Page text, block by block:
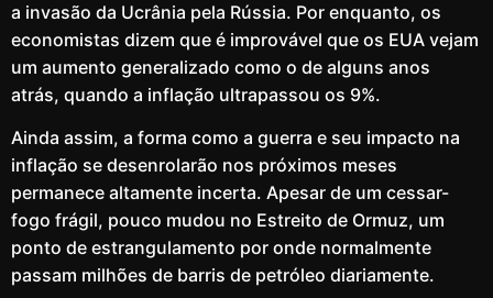
a invasão da Ucrânia pela Rússia. Por enquanto, os
economistas dizem que é improvável que os EUA vejam
um aumento generalizado como o de alguns anos
atrás, quando a inflação ultrapassou os 9%.
Ainda assim, a forma como a guerra e seu impacto na
inflação se desenrolarão nos próximos meses
permanece altamente incerta. Apesar de um cessar-
fogo frágil, pouco mudou no Estreito de Ormuz, um
ponto de estrangulamento por onde normalmente
passam milhões de barris de petróleo diariamente.